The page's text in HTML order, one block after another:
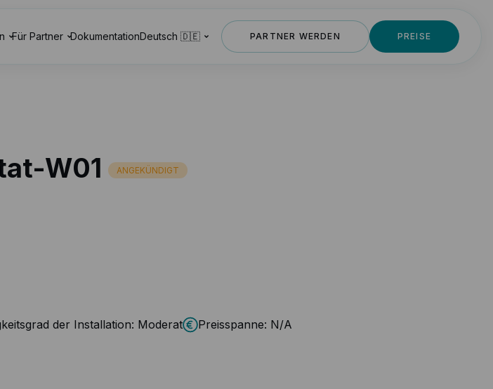
Für Partner DokumentationDeutsch 🇩🇪 PARTNER WERDEN PREISE
W01 ANGEKÜNDIGT
der Installation: Moderat Preisspanne: N/A